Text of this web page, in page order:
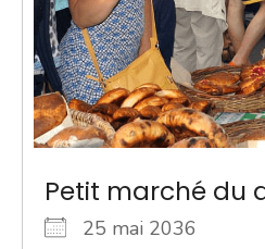
Petit marché du
25 mai 2036